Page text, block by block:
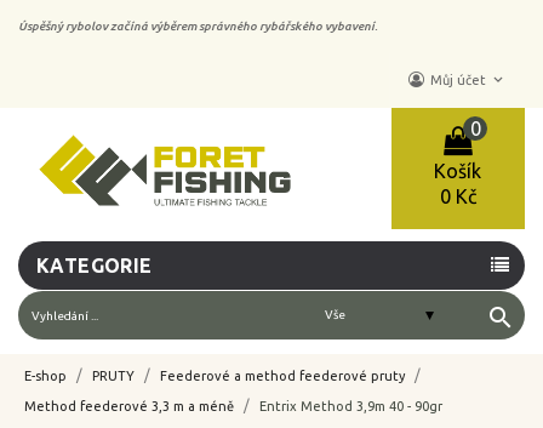
Úspěšný rybolov začíná výběrem správného rybářského vybavení.
Můj účet keyboard_arrow_down
Košík
0
0 Kč
KATEGORIE
search
E-shop PRUTY Feederové a method feederové pruty
Method feederové 3,3 m a méně Entrix Method 3,9m 40 - 90gr